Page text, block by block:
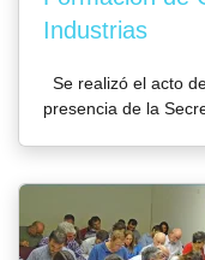
Industrias
Se realizó el acto
presencia de la